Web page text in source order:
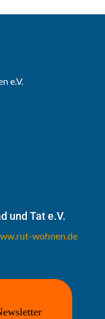
e.V.
und Tat e.V.
wohnen.de